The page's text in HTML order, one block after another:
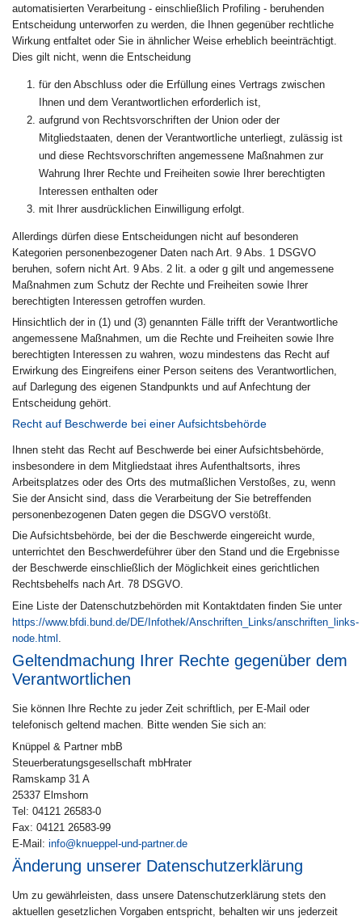
automatisierten Verarbeitung - einschließlich Profiling - beruhenden
Entscheidung unterworfen zu werden, die Ihnen gegenüber rechtliche
Wirkung entfaltet oder Sie in ähnlicher Weise erheblich beeinträchtigt.
Dies gilt nicht, wenn die Entscheidung
für den Abschluss oder die Erfüllung eines Vertrags zwischen
Ihnen und dem Verantwortlichen erforderlich ist,
aufgrund von Rechtsvorschriften der Union oder der
Mitgliedstaaten, denen der Verantwortliche unterliegt, zulässig ist
und diese Rechtsvorschriften angemessene Maßnahmen zur
Wahrung Ihrer Rechte und Freiheiten sowie Ihrer berechtigten
Interessen enthalten oder
mit Ihrer ausdrücklichen Einwilligung erfolgt.
Allerdings dürfen diese Entscheidungen nicht auf besonderen
Kategorien personenbezogener Daten nach Art. 9 Abs. 1 DSGVO
beruhen, sofern nicht Art. 9 Abs. 2 lit. a oder g gilt und angemessene
Maßnahmen zum Schutz der Rechte und Freiheiten sowie Ihrer
berechtigten Interessen getroffen wurden.
Hinsichtlich der in (1) und (3) genannten Fälle trifft der Verantwortliche
angemessene Maßnahmen, um die Rechte und Freiheiten sowie Ihre
berechtigten Interessen zu wahren, wozu mindestens das Recht auf
Erwirkung des Eingreifens einer Person seitens des Verantwortlichen,
auf Darlegung des eigenen Standpunkts und auf Anfechtung der
Entscheidung gehört.
Recht auf Beschwerde bei einer Aufsichtsbehörde
Ihnen steht das Recht auf Beschwerde bei einer Aufsichtsbehörde,
insbesondere in dem Mitgliedstaat ihres Aufenthaltsorts, ihres
Arbeitsplatzes oder des Orts des mutmaßlichen Verstoßes, zu, wenn
Sie der Ansicht sind, dass die Verarbeitung der Sie betreffenden
personenbezogenen Daten gegen die DSGVO verstößt.
Die Aufsichtsbehörde, bei der die Beschwerde eingereicht wurde,
unterrichtet den Beschwerdeführer über den Stand und die Ergebnisse
der Beschwerde einschließlich der Möglichkeit eines gerichtlichen
Rechtsbehelfs nach Art. 78 DSGVO.
Eine Liste der Datenschutzbehörden mit Kontaktdaten finden Sie unter
https://www.bfdi.bund.de/DE/Infothek/Anschriften_Links/anschriften_links-
node.html
Geltendmachung Ihrer Rechte gegenüber dem
Verantwortlichen
Sie können Ihre Rechte zu jeder Zeit schriftlich, per E-Mail oder
telefonisch geltend machen. Bitte wenden Sie sich an:
Knüppel & Partner mbB
Steuerberatungsgesellschaft mbHrater
Ramskamp 31 A
25337 Elmshorn
Tel: 04121 26583-0
Fax: 04121 26583-99
E-Mail: info@knueppel-und-partner.de
Änderung unserer Datenschutzerklärung
Um zu gewährleisten, dass unsere Datenschutzerklärung stets den
aktuellen gesetzlichen Vorgaben entspricht, behalten wir uns jederzeit